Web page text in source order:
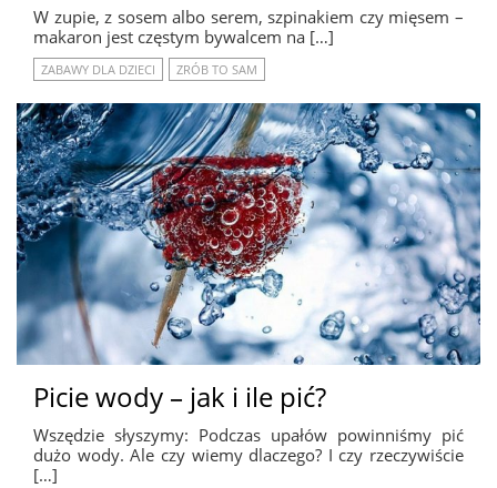
W zupie, z sosem albo serem, szpinakiem czy mięsem –
makaron jest częstym bywalcem na […]
ZABAWY DLA DZIECI ZRÓB TO SAM
Picie wody – jak i ile pić?
Wszędzie słyszymy: Podczas upałów powinniśmy pić
dużo wody. Ale czy wiemy dlaczego? I czy rzeczywiście
[…]